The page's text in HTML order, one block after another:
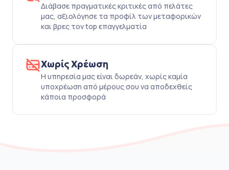
Διάβασε πραγματικές κριτικές από πελάτες
μας, αξιολόγησε τα προφίλ των μεταφορικών
και βρες τον top επαγγελματία
Χωρίς Χρέωση
Η υπηρεσία μας είναι δωρεάν, χωρίς καμία
υποχρέωση από μέρους σου να αποδεχθείς
κάποια προσφορά